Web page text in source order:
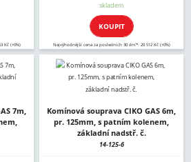
Kč (+0%)
skladem
KOUPIT
Nejvýhodnější cena za posledních 30 dní*: 20 512 Kč (+0%)
7m,
Komínová souprava CIKO GAS 6m,
pr. 125mm, s patním kolenem,
základní nadstř. č.
14-125-6